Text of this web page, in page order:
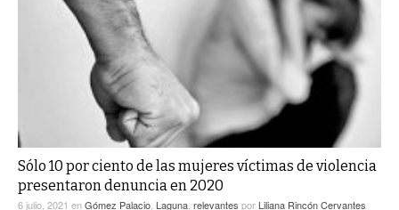
Sólo 10 por ciento de las mujeres víctimas de violencia
presentaron denuncia en 2020
6 julio, 2021 enGómez Palacio Laguna relevantes por Liliana Rincón Cervantes